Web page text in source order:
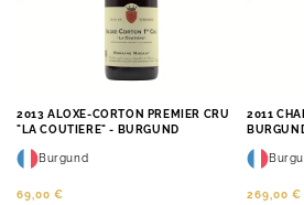
2013 ALOXE-CORTON PREMIER CRU
"LA COUTIERE" - BURGUND
Burgund
Normaler
69,00 €
2011
269,00 €